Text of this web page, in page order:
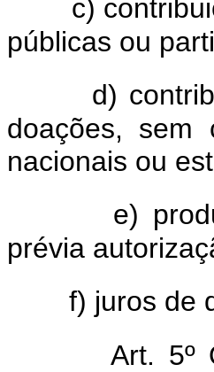
c)
públicas ou
d)
doações, sem
nacionais ou
e)
prévia
f) juros de
Art. 5º